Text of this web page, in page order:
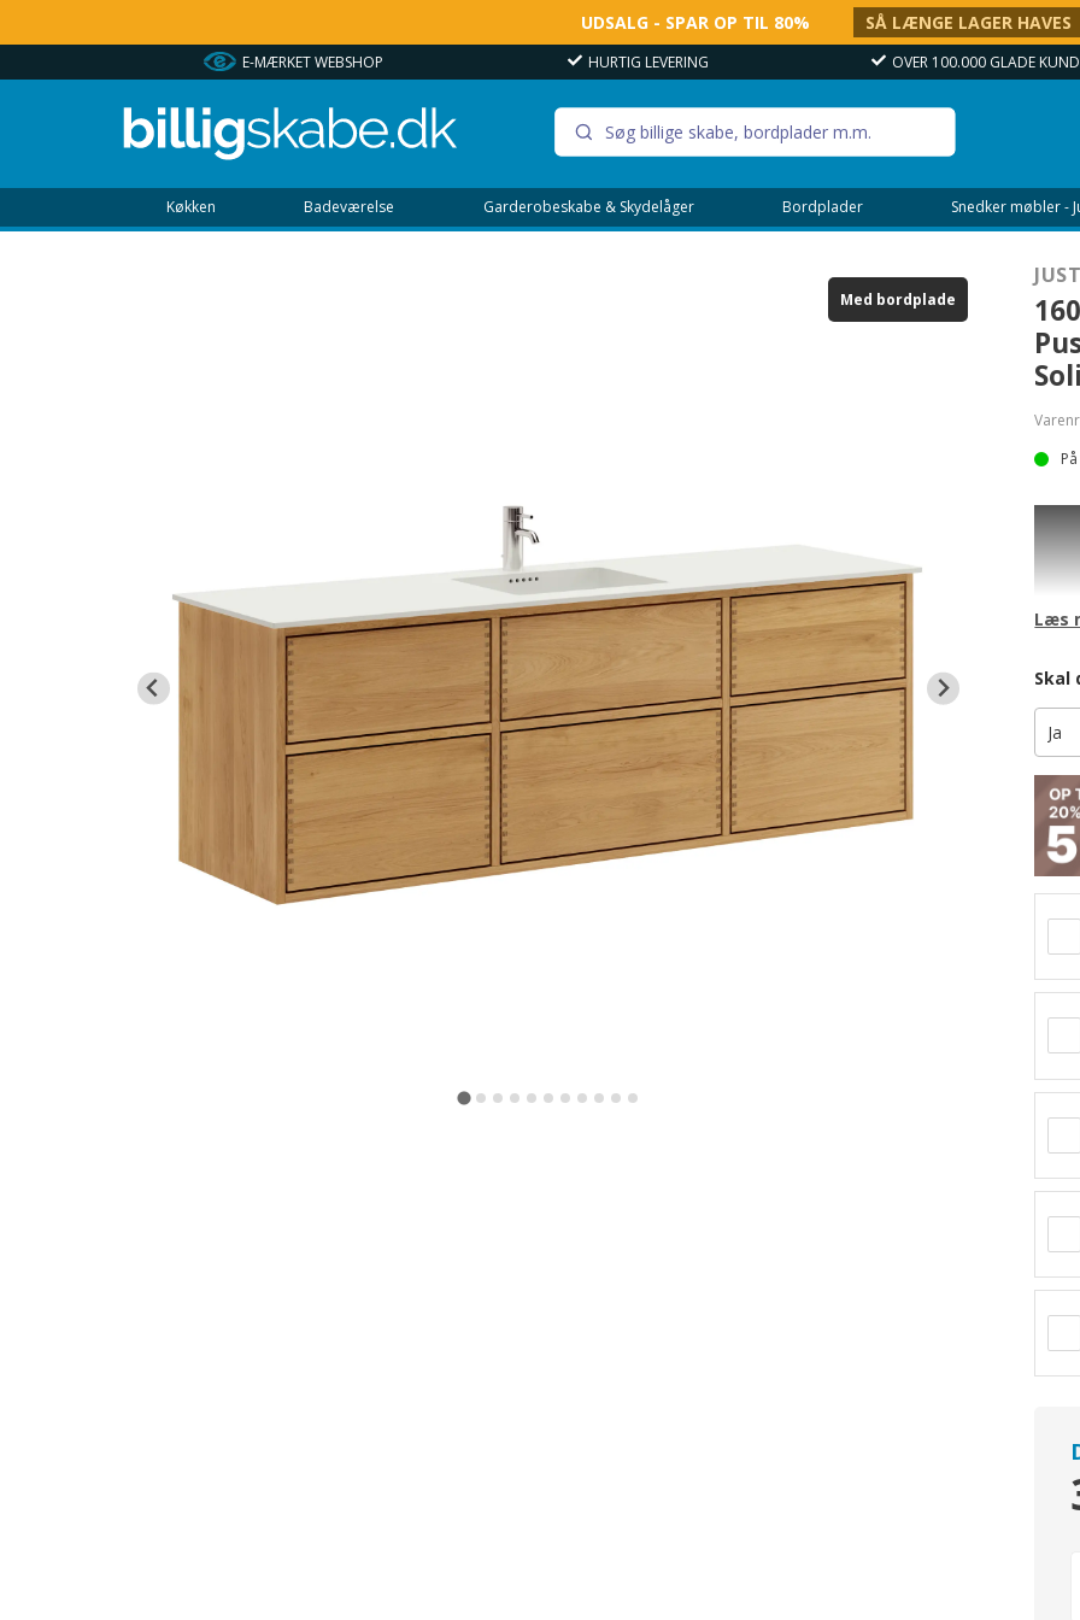
UDSALG - SPAR OP TIL 80% SÅ LÆNGE LAGER HAVES
HURTIG LEVERING OVER 100.000 GLADE KUNDER FREMRAGENDE
Køkken Badeværelse Garderobeskabe & Skydelåger Bordplader Snedker møbler -
Med bordplade
Just
vil få
I
Du
kan
Læs
Skal